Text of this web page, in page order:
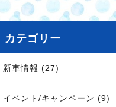
カテゴリー
新車情報 (27)
イベント/キャンペーン (9)